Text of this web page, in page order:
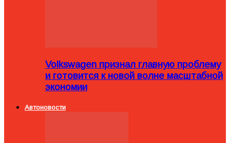
Volkswagen признал главную проблему
и готовится к новой волне масштабной
экономии
Автоновости